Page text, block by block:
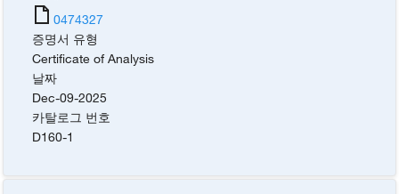
0474327
증명서 유형
Certificate of Analysis
날짜
Dec-09-2025
카탈로그 번호
D160-1